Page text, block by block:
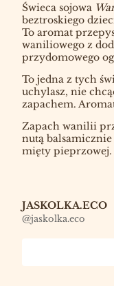
Świeca sojowa
beztroskiego
To aromat
waniliowego z
przydomowego
To jedna z tych
uchylasz, nie
zapachem.
Zapach wanilii
nutą balsamicznie
mięty pieprzowej.
JASKOLKA.ECO
@jaskolka.eco